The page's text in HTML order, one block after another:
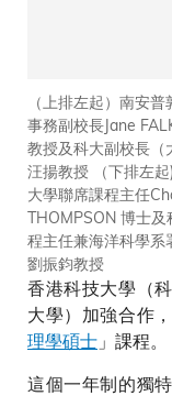
（上排左起）南安
事務副校長Jane
教授及科大副校長（
汪揚教授 （下排左
大學聯席課程主任
THOMPSON 博士及
程主任兼海洋科學系
劉振鈞教授
香港科技大學（
大學）加強合作
理學碩士 」課程。
這個一年制的獨